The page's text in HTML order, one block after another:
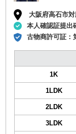
大阪府高石市
本人確認証提出
古物商許可証：
1K
1LDK
2LDK
3LDK